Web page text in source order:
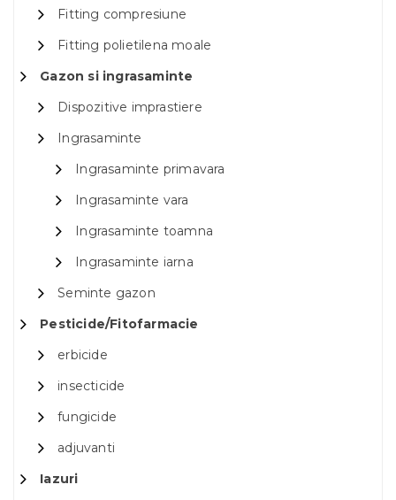
Fitting compresiune
Fitting polietilena moale
Gazon si ingrasaminte
Dispozitive imprastiere
Ingrasaminte
Ingrasaminte primavara
Ingrasaminte vara
Ingrasaminte toamna
Ingrasaminte iarna
Seminte gazon
Pesticide/Fitofarmacie
erbicide
insecticide
fungicide
adjuvanti
Iazuri